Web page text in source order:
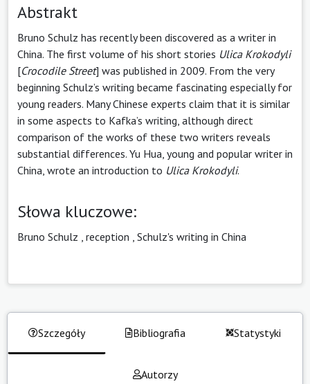
Abstrakt
Bruno Schulz has recently been discovered as a writer in
China. The first volume of his short stories Ulica Krokodyli
[Crocodile Street] was published in 2009. From the very
beginning Schulz’s writing became fascinating especially for
young readers. Many Chinese experts claim that it is similar
in some aspects to Kafka’s writing, although direct
comparison of the works of these two writers reveals
substantial differences. Yu Hua, young and popular writer in
China, wrote an introduction to Ulica Krokodyli.
Słowa kluczowe:
Bruno Schulz reception Schulz's writing in China
Szczegóły Bibliografia Statystyki
Autorzy